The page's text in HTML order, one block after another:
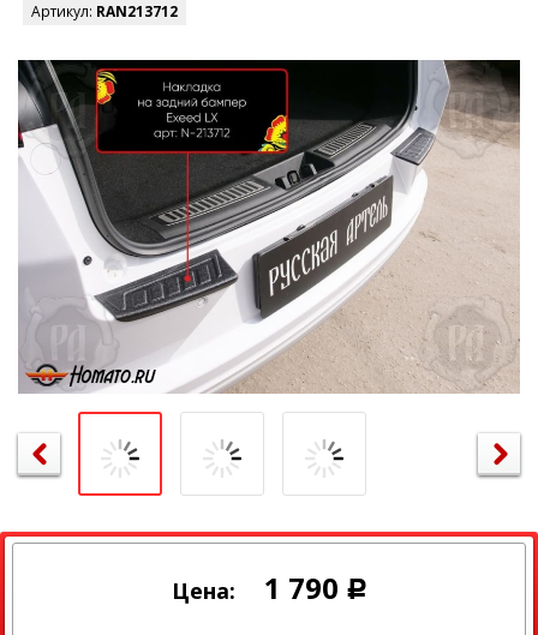
Артикул: RAN213712
Цена: 1 790 Р